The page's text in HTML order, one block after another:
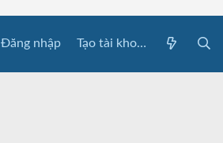
Đăng nhập Tạo tài khoản